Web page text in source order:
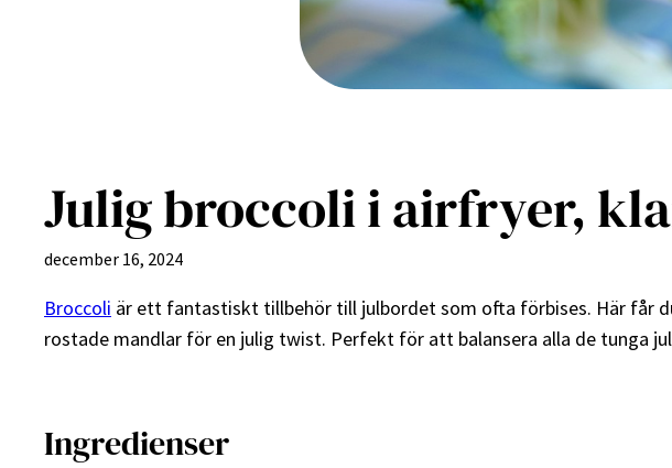
Julig broccoli i airfryer,
december 16, 2024
Broccoli är ett fantastiskt tillbehör till julbordet som ofta förbises. Här får
rostade mandlar för en julig twist. Perfekt för att balansera alla de tunga
Ingredienser